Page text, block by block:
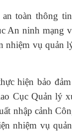
toàn thông
An ninh mạng
nhiệm vụ quản
hiện bảo
Cục Quản lý
nhập cảnh
nhiệm vụ